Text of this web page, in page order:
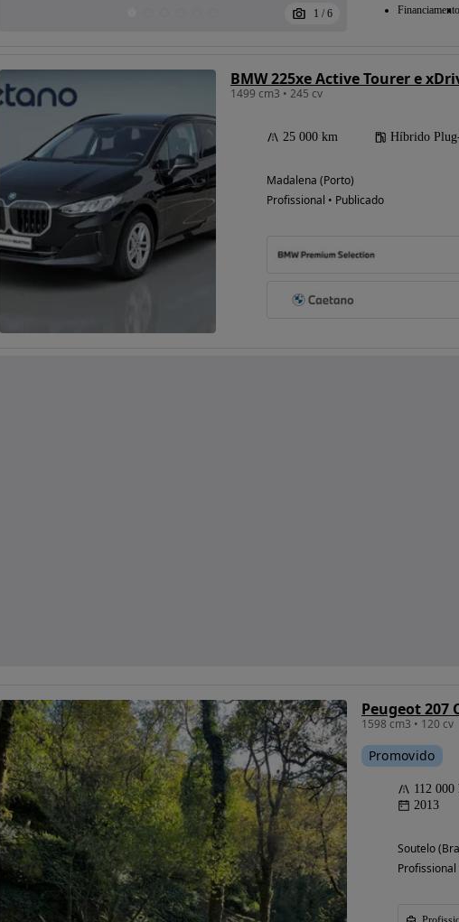
1 / 6 Financiamento
BMW 225xe Active Tourer e
1499 cm3 • 245 cv
25 000 km Híbrido
Madalena (Porto)
Profissional • Publicado
Peugeot 207
1598 cm3 • 120 cv
Promovido
112 000
2013
Soutelo
Profissional